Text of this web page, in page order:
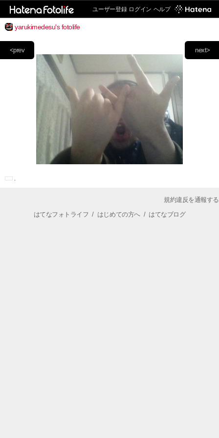
ユーザー登録 ログイン ヘルプ
yarukimedesu's fotolife
next>
<prev
規約違反を通報する
はてなフォトライフ / はじめての方へ/ はてなブログ